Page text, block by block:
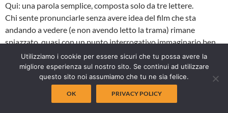
Qui: una parola semplice, composta solo da tre lettere.
Chi sente pronunciarle senza avere idea del film che sta
andando a vedere (e non avendo letto la trama) rimane
spiazzato, quasi con un punto interrogativo immaginario ben
piantato in fronte.
Poi, dalle prime immagini s’incomincia a capire a quale luogo
questo avverbio faccia riferimento: la Val di Susa e, anche per i
meno informati, purtroppo questo territorio piemontese
rimanda subito alla bollente questione TAV, o meglio NO TAV.
Utilizziamo i cookie per essere sicuri che tu possa avere la
migliore esperienza sul nostro sito. Se continui ad utilizzare
questo sito noi assumiamo che tu ne sia felice.
OK PRIVACY POLICY